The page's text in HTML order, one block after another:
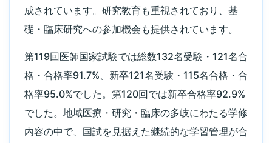
成されています。研究教育も重視されており、基
礎・臨床研究への参加機会も提供されています。
第119回医師国家試験では総数132名受験・121名合
格・合格率91.7%、新卒121名受験・115名合格・合
格率95.0%でした。第120回では新卒合格率92.9%
でした。地域医療・研究・臨床の多岐にわたる学修
内容の中で、国試を見据えた継続的な学習管理が合